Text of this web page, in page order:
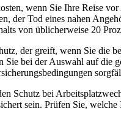
wenn Sie Ihre Reise
der Tod eines nahen
von üblicherweise 20
der greift, wenn Sie die
bei der Auswahl auf
Schutz bei
sein. Prüfen Sie,